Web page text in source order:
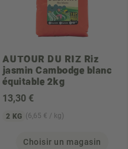
AUTOUR DU RIZ Riz
jasmin Cambodge blanc
équitable 2kg
13,30 €
2 KG (6,65 € / kg)
Choisir un magasin